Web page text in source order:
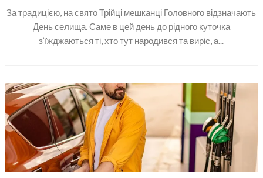
За традицією, на свято Трійці мешканці Головного відзначають
День селища. Саме в цей день до рідного куточка
з’їжджаються ті, хто тут народився та виріс, а...